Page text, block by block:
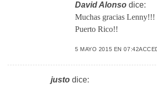
David Alonso dice:
Muchas gracias Lenny!!!
Puerto Rico!!
5 MAYO 2015 EN 07:42
justo dice: